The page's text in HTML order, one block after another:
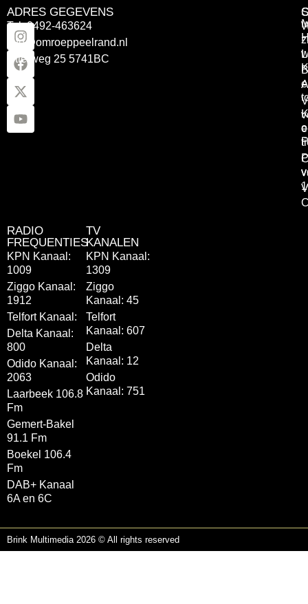
ADRES GEGEVENS
Tel: 0492-463624
info@omroeppeelrand.nl
Otterweg 25 5741BC
RADIO
FREQUENTIES
KPN Kanaal:
1009
Ziggo Kanaal:
1912
Telfort Kanaal:
Delta Kanaal:
800
Odido Kanaal:
2063
Laarbeek 106.8
Fm
Gemert-Bakel
91.1 Fm
Boekel 106.4
Fm
DAB+ Kanaal
6A en 6C
TV
KANALEN
KPN Kanaal:
1309
Ziggo
Kanaal: 45
Telfort
Kanaal: 607
Delta
Kanaal: 12
Odido
Kanaal: 751
Brink Multimedia 2026 © All rights reserved